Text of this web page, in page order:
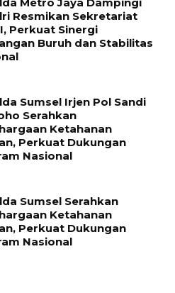
Resmikan Sekretariat
Perkuat Sinergi
Buruh dan Stabilitas
Sumsel Irjen Pol Sandi
Serahkan
Ketahanan
Perkuat Dukungan
Nasional
Sumsel Serahkan
Ketahanan
Perkuat Dukungan
Nasional